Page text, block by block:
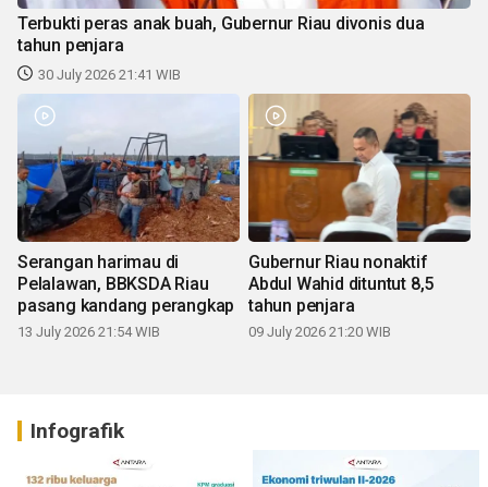
Terbukti peras anak buah, Gubernur Riau divonis dua
tahun penjara
30 July 2026 21:41 WIB
Serangan harimau di
Pelalawan, BBKSDA Riau
pasang kandang perangkap
13 July 2026 21:54 WIB
Gubernur Riau nonaktif
Abdul Wahid dituntut 8,5
tahun penjara
09 July 2026 21:20 WIB
Infografik